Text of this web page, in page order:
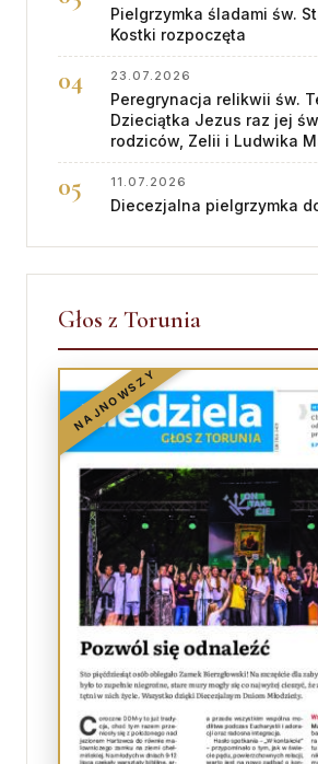
Pielgrzymka śladami św.
Kostki rozpoczęta
23.07.2026
Peregrynacja relikwii św.
Dzieciątka Jezus raz jej
rodziców, Zelii i Ludwika
11.07.2026
Diecezjalna pielgrzymka
Głos z Torunia
NAJNOWSZY